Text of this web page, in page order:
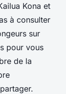
Kona et
à consulter
sur
pour vous
de la